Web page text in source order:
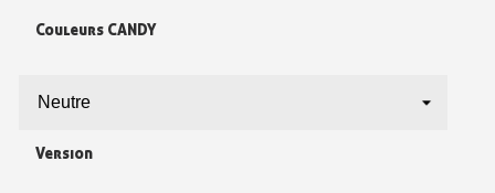
Couleurs CANDY
Version